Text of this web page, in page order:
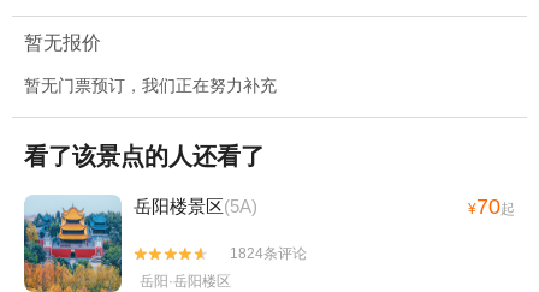
暂无报价
暂无门票预订，我们正在努力补充
看了该景点的人还看了
岳阳楼景区(5A) ¥70起


1824条评论
岳阳·岳阳楼区